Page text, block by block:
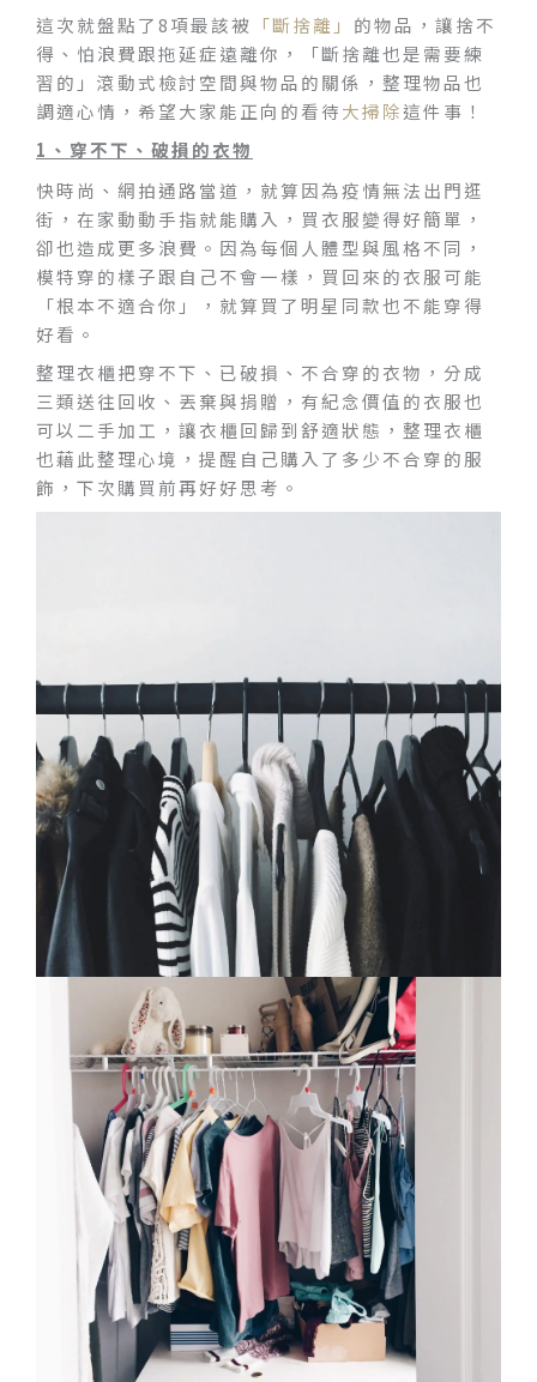
這次就盤點了8項最該被 「斷捨離」 的物品，讓捨不
得、怕浪費跟拖延症遠離你，「斷捨離也是需要練
習的」滾動式檢討空間與物品的關係，整理物品也
調適心情，希望大家能正向的看待大掃除這件事！
1 、穿不下、破損的衣物
快時尚、網拍通路當道，就算因為疫情無法出門逛
街，在家動動手指就能購入，買衣服變得好簡單，
卻也造成更多浪費。因為每個人體型與風格不同，
模特穿的樣子跟自己不會一樣，買回來的衣服可能
「根本不適合你」，就算買了明星同款也不能穿得
好看。
整理衣櫃把穿不下、已破損、不合穿的衣物，分成
三類送往回收、丟棄與捐贈，有紀念價值的衣服也
可以二手加工，讓衣櫃回歸到舒適狀態，整理衣櫃
也藉此整理心境，提醒自己購入了多少不合穿的服
飾，下次購買前再好好思考。